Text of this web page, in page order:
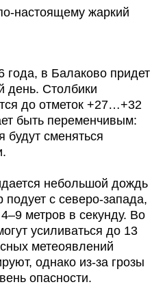
года, в Балаково придет
день. Столбики
до отметок +27…+32
быть переменчивым:
будут сменяться
небольшой дождь
подует с северо-запада,
метров в секунду. Во
усиливаться до 13
метеоявлений
однако из-за грозы
опасности.